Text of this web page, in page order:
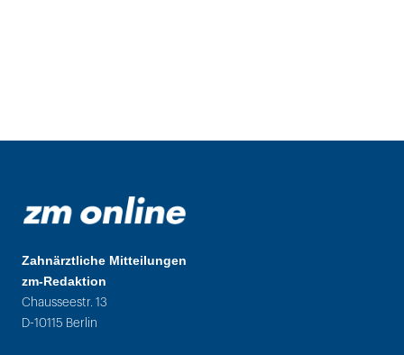
Zahnärztliche Mitteilungen
zm-Redaktion
Chausseestr. 13
D-10115 Berlin